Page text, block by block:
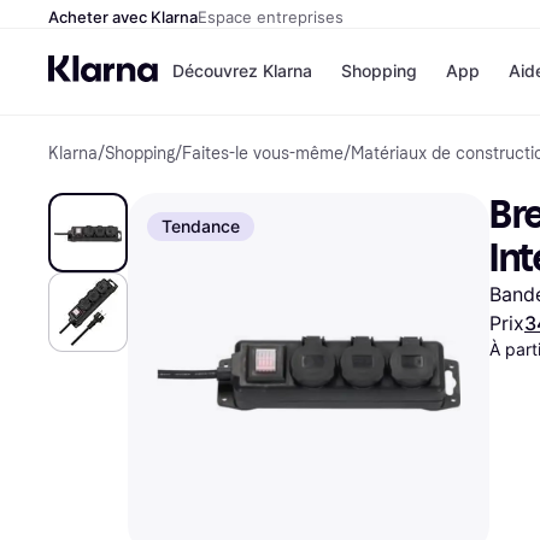
Acheter avec KlarnaEspace entreprises
Découvrez Klarna
Options de
Payer maintenant
Paiement en 3 fois
Paiement à 30 jours
Klarna sur Apple Pay
Shopping
Magasins
Airbnb
Temu
JD
Voir tous les
App
Klarna/Shopping/Faites-le vous-même/Matériaux de
Tendance
Prix
À